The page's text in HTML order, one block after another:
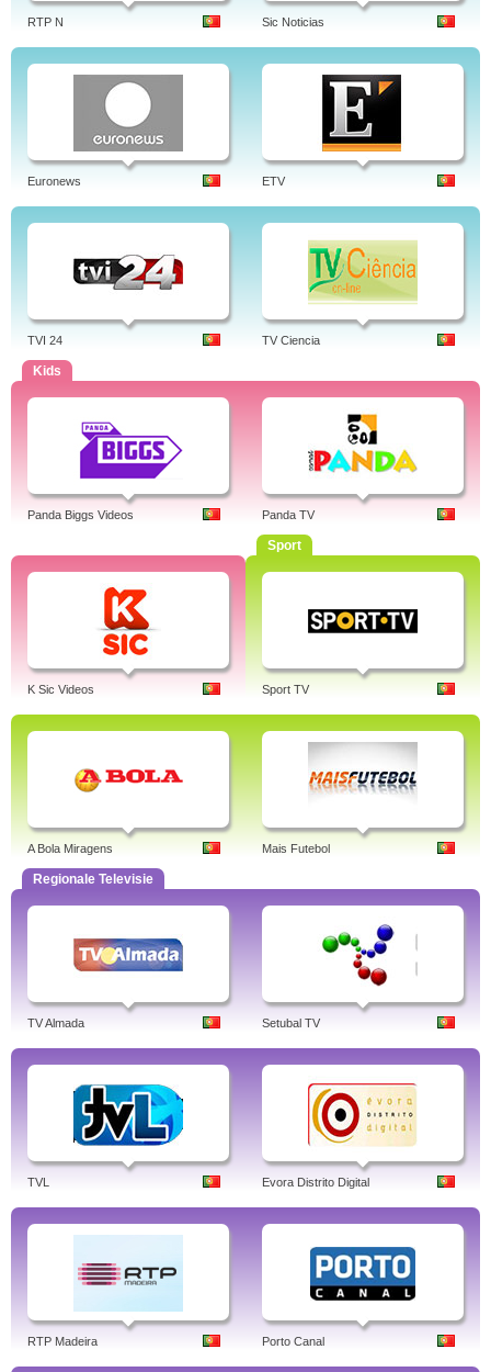
RTP N Sic Noticias
Euronews ETV
TVI 24 TV Ciencia
Kids
Panda Biggs Videos Panda TV
K Sic Videos
Sport
Sport TV
A Bola Miragens Mais Futebol
Regionale Televisie
TV Almada Setubal TV
TVL Evora Distrito Digital
RTP Madeira Porto Canal